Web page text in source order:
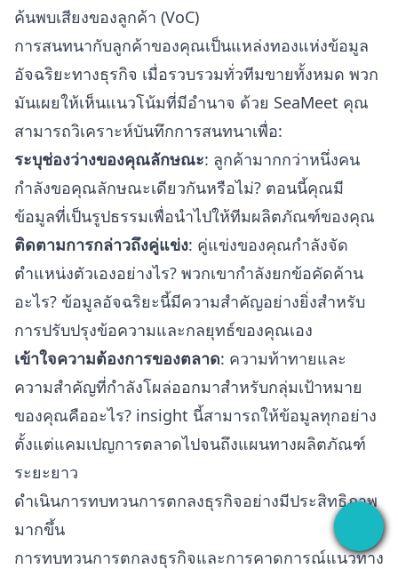
ค้นพบเสียงของลูกค้า (VoC)
การสนทนากับลูกค้าของคุณเป็นแหล่งทองแห่งข้อมูล
อัจฉริยะทางธุรกิจ เมื่อรวบรวมทั่วทีมขายทั้งหมด พวก
มันเผยให้เห็นแนวโน้มที่มีอำนาจ ด้วย SeaMeet คุณ
สามารถวิเคราะห์บันทึกการสนทนาเพื่อ:
ระบุช่องว่างของคุณลักษณะ: ลูกค้ามากกว่าหนึ่งคน
กำลังขอคุณลักษณะเดียวกันหรือไม่? ตอนนี้คุณมี
ข้อมูลที่เป็นรูปธรรมเพื่อนำไปให้ทีมผลิตภัณฑ์ของคุณ
ติดตามการกล่าวถึงคู่แข่ง: คู่แข่งของคุณกำลังจัด
ตำแหน่งตัวเองอย่างไร? พวกเขากำลังยกข้อคัดค้าน
อะไร? ข้อมูลอัจฉริยะนี้มีความสำคัญอย่างยิ่งสำหรับ
การปรับปรุงข้อความและกลยุทธ์ของคุณเอง
เข้าใจความต้องการของตลาด: ความท้าทายและ
ความสำคัญที่กำลังโผล่ออกมาสำหรับกลุ่มเป้าหมาย
ของคุณคืออะไร? insight นี้สามารถให้ข้อมูลทุกอย่าง
ตั้งแต่แคมเปญการตลาดไปจนถึงแผนทางผลิตภัณฑ์
ระยะยาว
ดำเนินการทบทวนการตกลงธุรกิจอย่างมีประสิทธิภาพ
มากขึ้น
การทบทวนการตกลงธุรกิจและการคาดการณ์แนวทาง